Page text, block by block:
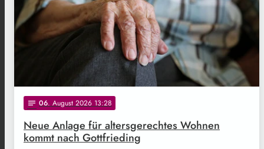
notes 06. August 2026 13:28
Neue Anlage für altersgerechtes Wohnen
kommt nach Gottfrieding